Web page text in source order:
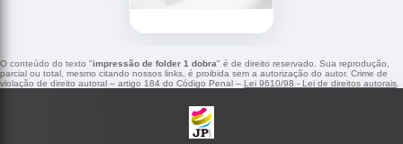
O conteúdo do texto "impressão de folder 1 dobra" é de direito reservado. Sua reprodução,
parcial ou total, mesmo citando nossos links, é proibida sem a autorização do autor. Crime de
violação de direito autoral – artigo 184 do Código Penal – Lei 9610/98 - Lei de direitos autorais